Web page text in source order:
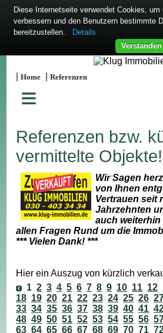
|Home |Referenzen
≡
Referenzen bzw.
vermittelte Objekte!
Wir Sagen
von Ihnen
Vertrauen seit
Jahrzehnten
auch weiterhin
allen Fragen Rund um die
*** Vielen Dank! ***
Hier ein Auszug von kürzlich
1 2 3 4 5 6 7 8 9 10 11 12
18 19 20 21 22 23 24 25 26
33 34 35 36 37 38 39 40 41
48 49 50 51 52 53 54 55 56
63 64 65 66 67 68 69 70 71
Diese Internetseite verwendet Cookies,
verbessern und den Benutzern bestimmte
bereitzustellen.
Details
Verstanden